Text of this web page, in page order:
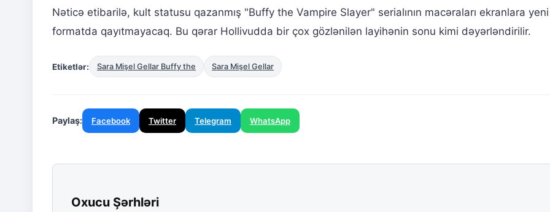
Nəticə etibarilə, kult statusu qazanmış "Buffy the Vampire Slayer" serialının macəraları ekranlara
formatda qayıtmayacaq. Bu qərar Hollivudda bir çox gözlənilən layihənin sonu kimi dəyərləndirilir.
Etiketlər: Sara Mişel Gellar Buffy the Sara Mişel Gellar
Paylaş: Facebook Twitter Telegram WhatsApp
Oxucu Şərhləri